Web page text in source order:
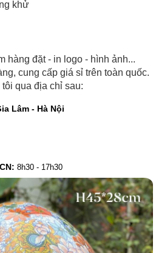
khử
hàng đặt - in logo - hình ảnh...
cung cấp giá sỉ trên toàn quốc.
qua địa chỉ sau:
Lâm - Hà Nội
CN: 8h30 - 17h30